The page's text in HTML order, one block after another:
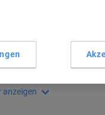
mm Strichstärke
anzeigen